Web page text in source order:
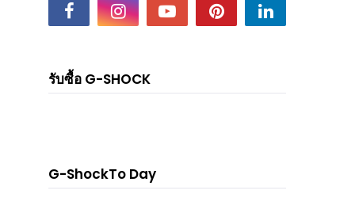
รับซื้อ G-SHOCK
G-ShockTo Day